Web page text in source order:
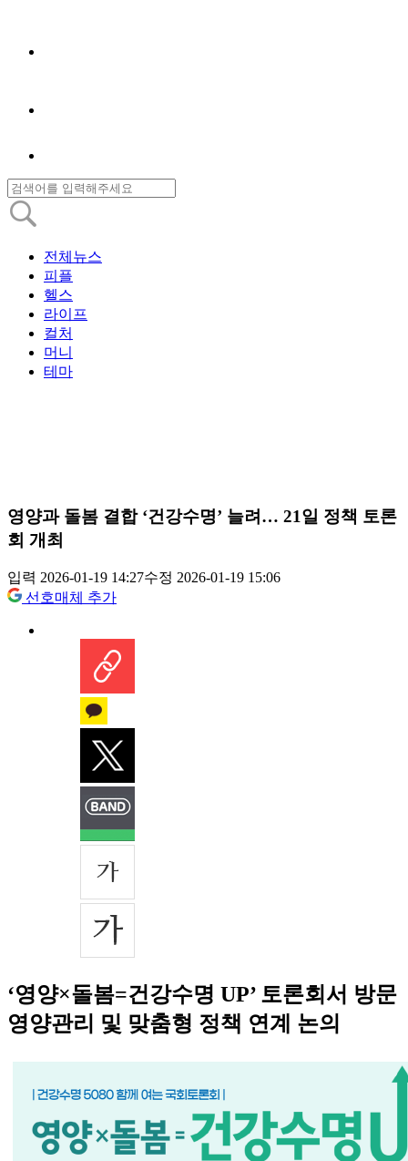
전체뉴스
피플
헬스
라이프
컬처
머니
테마
영양과 돌봄 결합 ‘건강수명’ 늘려… 21일 정책 토론
회 개최
입력 2026-01-19 14:27수정 2026-01-19 15:06
선호매체 추가
‘영양×돌봄=건강수명 UP’ 토론회서 방문
영양관리 및 맞춤형 정책 연계 논의